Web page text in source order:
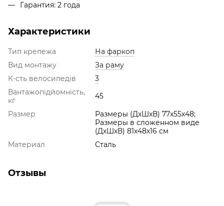
Гарантия: 2 года
Характеристики
Тип крепежа
На фаркоп
Вид монтажу
За раму
К-сть велосипедів
3
Вантажопідйомність,
кг
45
Размер
Размеры (ДхШхВ) 77x55x48;
Размеры в сложенном виде
(ДхШхВ) 81x48x16 см
Материал
Сталь
Отзывы